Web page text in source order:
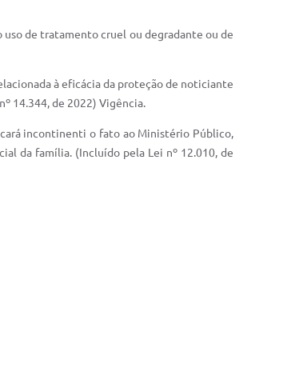
uso de tratamento cruel ou degradante ou de
à eficácia da proteção de noticiante
14.344, de 2022) Vigência.
incontinenti o fato ao Ministério Público,
da família. (Incluído pela Lei nº 12.010, de